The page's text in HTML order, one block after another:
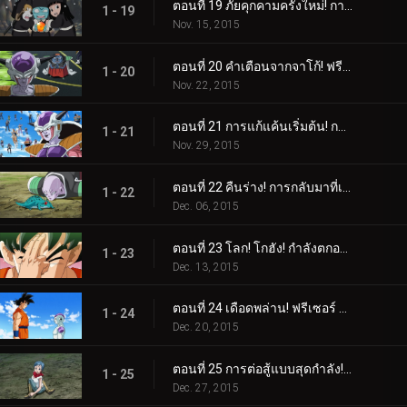
1 - 19 ตอนที่ 19 ภัยคุกคามครั้งใหม่! การคืนชีพของราชาแห่งความชั่วร้าย ฟรีซเซอร์!
Nov. 15, 2015
1 - 20
Nov. 22, 2015
1 - 21 ตอนที่ 21 การแก้แค้นเริ่มต้น! กองทัพฟรีซเซอร์หมายสังหารโกฮัง!
Nov. 29, 2015
1 - 22
Dec. 06, 2015
1 - 23
Dec. 13, 2015
1 - 24
Dec. 20, 2015
1 - 25
Dec. 27, 2015